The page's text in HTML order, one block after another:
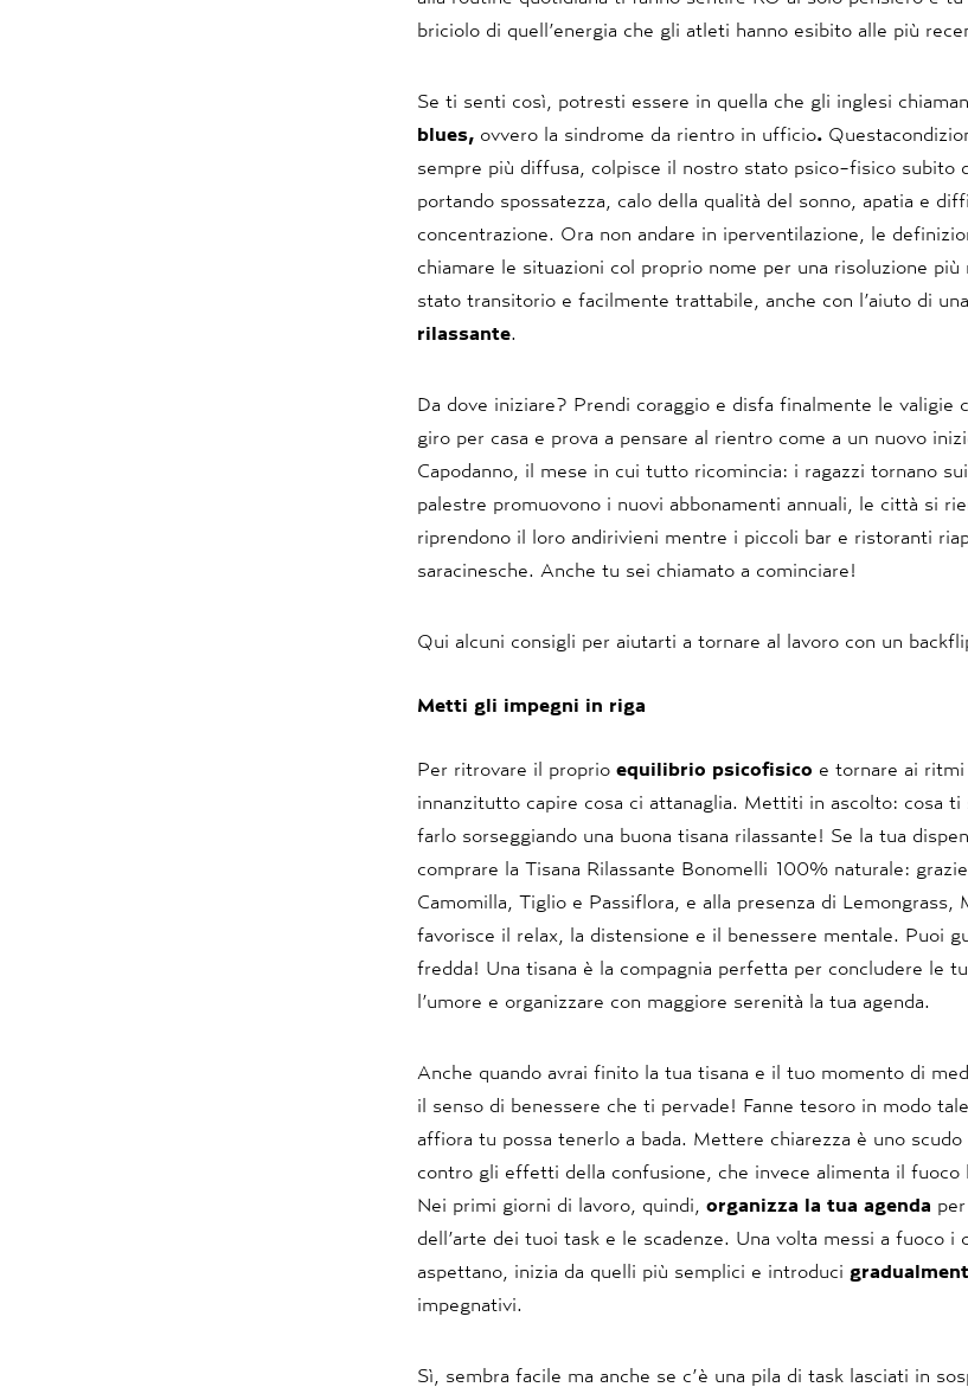
briciolo di quell’energia che gli atleti hanno esibito alle più
Se ti senti così, potresti essere in quella che gli inglesi
blues, ovvero la sindrome da rientro in ufficio.
sempre più diffusa, colpisce il nostro stato psico-fisico subito
portando spossatezza, calo della qualità del sonno, apatia e
concentrazione. Ora non andare in iperventilazione, le
chiamare le situazioni col proprio nome per una risoluzione
stato transitorio e facilmente trattabile, anche con l’aiuto di
rilassante.
Da dove iniziare? Prendi coraggio e disfa finalmente le valigie
giro per casa e prova a pensare al rientro come a un nuovo
Capodanno, il mese in cui tutto ricomincia: i ragazzi tornano
palestre promuovono i nuovi abbonamenti annuali, le città si
riprendono il loro andirivieni mentre i piccoli bar e ristoranti
saracinesche. Anche tu sei chiamato a cominciare!
Qui alcuni consigli per aiutarti a tornare al lavoro con un
Metti gli impegni in riga
Per ritrovare il proprio equilibrio psicofisico e tornare ai
innanzitutto capire cosa ci attanaglia. Mettiti in ascolto: cosa ti
farlo sorseggiando una buona tisana rilassante! Se la tua
comprare la Tisana Rilassante Bonomelli 100% naturale:
Camomilla, Tiglio e Passiflora, e alla presenza di Lemongrass,
favorisce il relax, la distensione e il benessere mentale. Puoi
fredda! Una tisana è la compagnia perfetta per concludere le
l’umore e organizzare con maggiore serenità la tua agenda.
Anche quando avrai finito la tua tisana e il tuo momento di
il senso di benessere che ti pervade! Fanne tesoro in modo
affiora tu possa tenerlo a bada. Mettere chiarezza è uno
contro gli effetti della confusione, che invece alimenta il fuoco
Nei primi giorni di lavoro, quindi, organizza la tua agenda
dell’arte dei tuoi task e le scadenze. Una volta messi a fuoco i
aspettano, inizia da quelli più semplici e introduci
impegnativi.
Sì, sembra facile ma anche se c’è una pila di task lasciati in